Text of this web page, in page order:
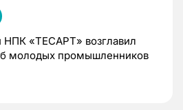
НПК «ТЕСАРТ» возглавил
молодых промышленников